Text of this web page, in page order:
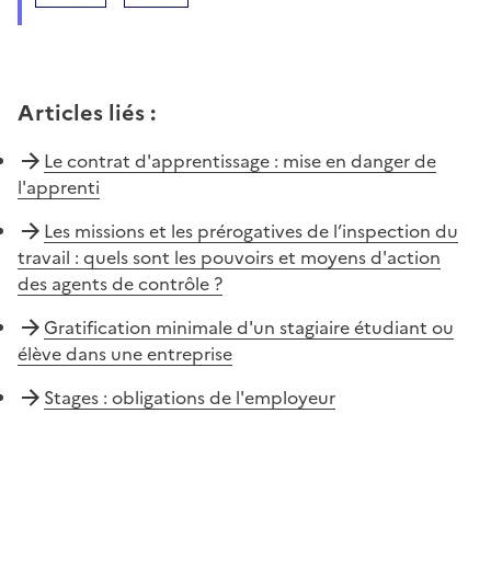
Articles liés :
Le contrat d'apprentissage : mise en danger de
l'apprenti
Les missions et les prérogatives de l’inspection du
travail : quels sont les pouvoirs et moyens d'action
des agents de contrôle ?
Gratification minimale d'un stagiaire étudiant ou
élève dans une entreprise
Stages : obligations de l'employeur